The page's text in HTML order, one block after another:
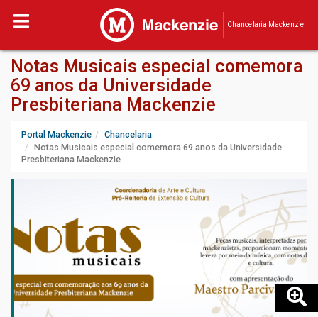
Chancelaria Mackenzie
Notas Musicais especial comemora
69 anos da Universidade
Presbiteriana Mackenzie
Portal Mackenzie
Chancelaria
Notas Musicais especial comemora 69 anos da Universidade
Presbiteriana Mackenzie